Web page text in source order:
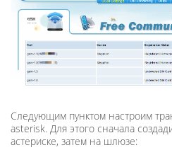
Следующим пунктом настроим
asterisk. Для этого сначала
астериске, затем на шлюзе: